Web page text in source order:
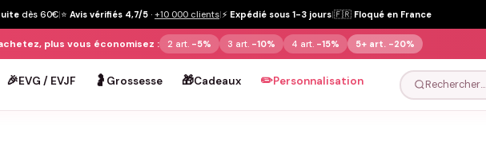
dès 60€|⭐ Avis vérifiés 4,7/5 · +10 000 clients|⚡ Expédié sous 1-3 jours|🇫🇷 Floqué en France
plus vous économisez : 2 art. -5% 3 art. -10% 4 art. -15% 5+ art. -20%
🎉EVG / EVJF 🤰 Grossesse 🎁Cadeaux ✏️Personnalisation Rechercher…